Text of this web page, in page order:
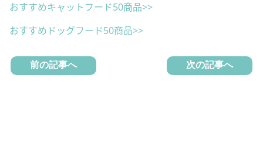
おすすめキャットフード50商品>>
おすすめドッグフード50商品>>
前の記事へ 次の記事へ